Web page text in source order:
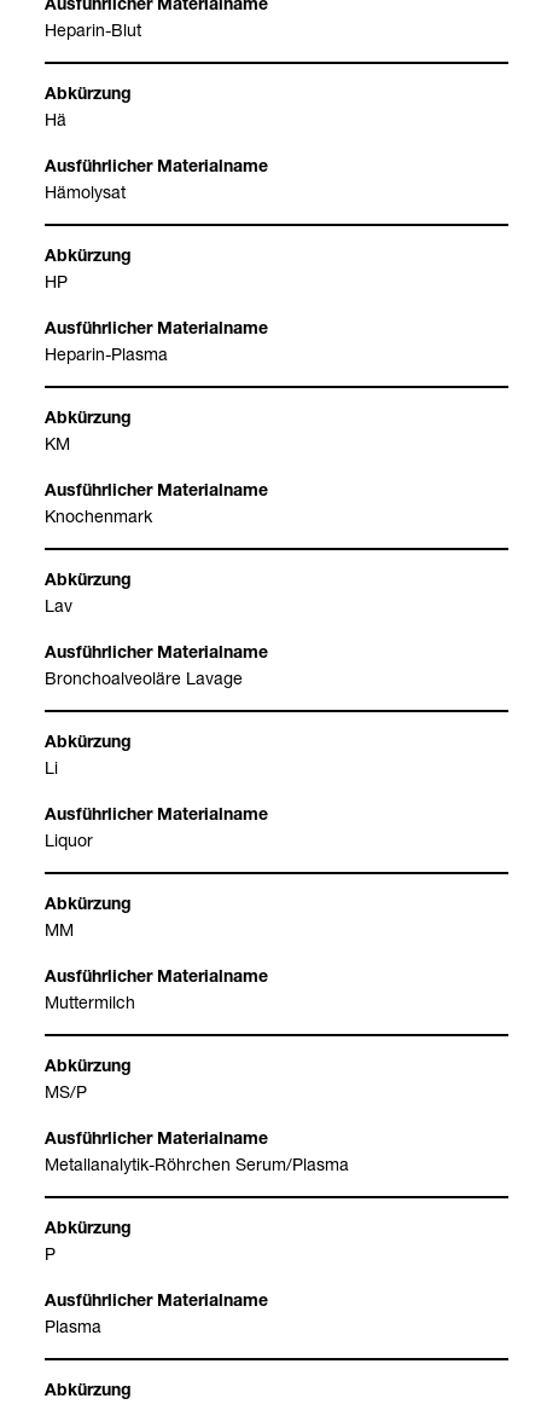
Hepa­rin-​Blut
Hä
Hämo­ly­sat
HP
Hepa­rin-​Plasma
KM
Kno­chen­mark
Lav
Bron­cho­alveoläre Lavage
Li
Liquor
MM
Mut­ter­milch
MS/P
Metall­ana­ly­tik-​Röhr­chen Serum/Plasma
P
Plasma